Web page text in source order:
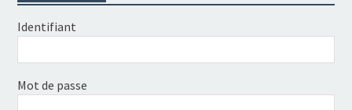
Identifiant
Mot de passe